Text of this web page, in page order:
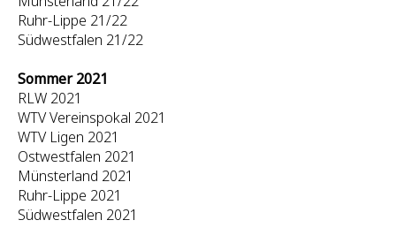
Ruhr-Lippe 21/22
Südwestfalen 21/22
Sommer 2021
RLW 2021
WTV Vereinspokal 2021
WTV Ligen 2021
Ostwestfalen 2021
Münsterland 2021
Ruhr-Lippe 2021
Südwestfalen 2021